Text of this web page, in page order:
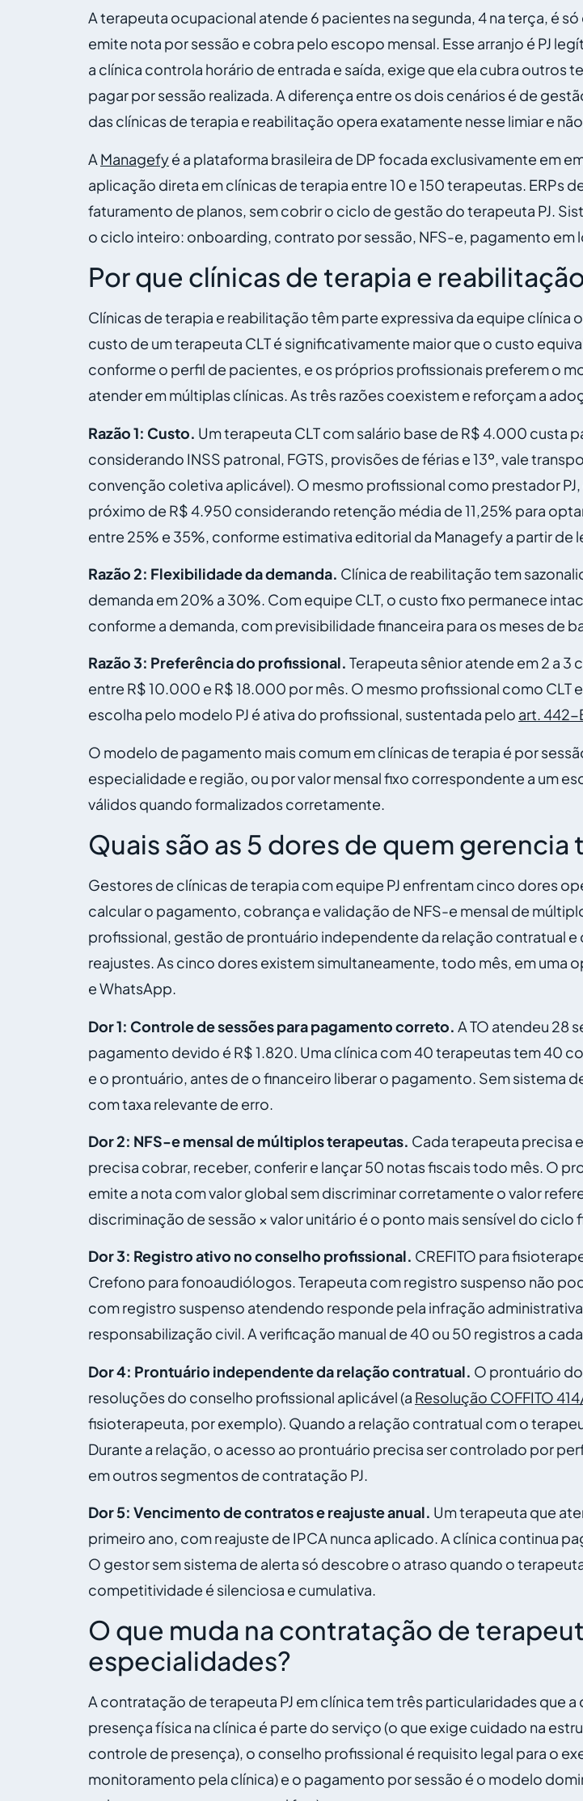
A terapeuta ocupacional atende 6 pacientes na segunda, 4 na terça, é
emite nota por sessão e cobra pelo escopo mensal. Esse arranjo é PJ
a clínica controla horário de entrada e saída, exige que ela cubra outros
pagar por sessão realizada. A diferença entre os dois cenários é de
das clínicas de terapia e reabilitação opera exatamente nesse limiar e
A Managefyé a plataforma brasileira de DP focada exclusivamente em
aplicação direta em clínicas de terapia entre 10 e 150 terapeutas. ERPs
faturamento de planos, sem cobrir o ciclo de gestão do terapeuta PJ.
o ciclo inteiro: onboarding, contrato por sessão, NFS-e, pagamento em
Por que clínicas de terapia e
Clínicas de terapia e reabilitação têm parte expressiva da equipe
custo de um terapeuta CLT é significativamente maior que o custo
conforme o perfil de pacientes, e os próprios profissionais preferem o
atender em múltiplas clínicas. As três razões coexistem e reforçam a
Razão 1: Custo. Um terapeuta CLT com salário base de R$ 4.000 custa
considerando INSS patronal, FGTS, provisões de férias e 13º, vale
convenção coletiva aplicável). O mesmo profissional como prestador
próximo de R$ 4.950 considerando retenção média de 11,25% para
entre 25% e 35%, conforme estimativa editorial da Managefy a partir de
Razão 2: Flexibilidade da demanda. Clínica de reabilitação tem
demanda em 20% a 30%. Com equipe CLT, o custo fixo permanece
conforme a demanda, com previsibilidade financeira para os meses de
Razão 3: Preferência do profissional. Terapeuta sênior atende em 2 a
entre R$ 10.000 e R$ 18.000 por mês. O mesmo profissional como
escolha pelo modelo PJ é ativa do profissional, sustentada pelo art. 442-
O modelo de pagamento mais comum em clínicas de terapia é por
especialidade e região, ou por valor mensal fixo correspondente a um
válidos quando formalizados corretamente.
Quais são as 5 dores de quem gerencia
Gestores de clínicas de terapia com equipe PJ enfrentam cinco dores
calcular o pagamento, cobrança e validação de NFS-e mensal de
profissional, gestão de prontuário independente da relação contratual
reajustes. As cinco dores existem simultaneamente, todo mês, em uma
e WhatsApp.
Dor 1: Controle de sessões para pagamento correto. A TO atendeu 28
pagamento devido é R$ 1.820. Uma clínica com 40 terapeutas tem 40
e o prontuário, antes de o financeiro liberar o pagamento. Sem sistema
com taxa relevante de erro.
Dor 2: NFS-e mensal de múltiplos terapeutas. Cada terapeuta precisa
precisa cobrar, receber, conferir e lançar 50 notas fiscais todo mês. O
emite a nota com valor global sem discriminar corretamente o valor
discriminação de sessão × valor unitário é o ponto mais sensível do ciclo
Dor 3: Registro ativo no conselho profissional. CREFITO para
Crefono para fonoaudiólogos. Terapeuta com registro suspenso não
com registro suspenso atendendo responde pela infração
responsabilização civil. A verificação manual de 40 ou 50 registros a
Dor 4: Prontuário independente da relação contratual. O prontuário
resoluções do conselho profissional aplicável (a Resolução COFFITO
fisioterapeuta, por exemplo). Quando a relação contratual com o
Durante a relação, o acesso ao prontuário precisa ser controlado por
em outros segmentos de contratação PJ.
Dor 5: Vencimento de contratos e reajuste anual. Um terapeuta que
primeiro ano, com reajuste de IPCA nunca aplicado. A clínica continua
O gestor sem sistema de alerta só descobre o atraso quando o
competitividade é silenciosa e cumulativa.
O que muda na contratação de
especialidades?
A contratação de terapeuta PJ em clínica tem três particularidades que
presença física na clínica é parte do serviço (o que exige cuidado na
controle de presença), o conselho profissional é requisito legal para o
monitoramento pela clínica) e o pagamento por sessão é o modelo